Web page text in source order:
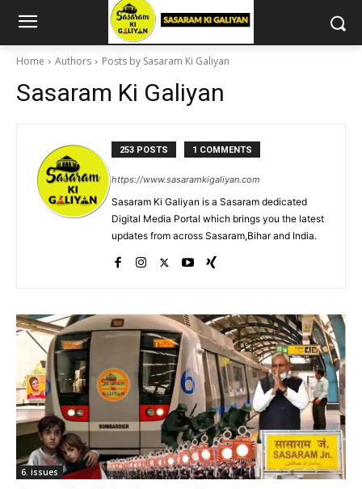
Home Authors Posts by Sasaram Ki Galiyan
Sasaram Ki Galiyan
253 POSTS 1 COMMENTS
https://www.sasaramkigaliyan.com
Sasaram Ki Galiyan is a Sasaram dedicated
Digital Media Portal which brings you the latest
updates from across Sasaram,Bihar and India.
6. issues